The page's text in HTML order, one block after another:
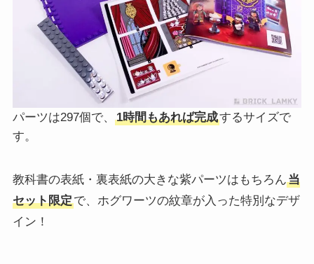
パーツは297個で、 1時間もあれば完成するサイズで
す。
教科書の表紙・裏表紙の大きな紫パーツはもちろん当
セット限定で、ホグワーツの紋章が入った特別なデザ
イン！